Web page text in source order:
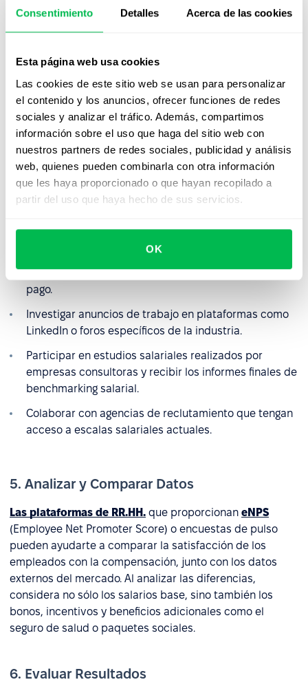
Consentimiento Detalles Acerca de las cookies
Esta página web usa cookies
Las cookies de este sitio web se usan para personalizar
el contenido y los anuncios, ofrecer funciones de redes
sociales y analizar el tráfico. Además, compartimos
información sobre el uso que haga del sitio web con
nuestros partners de redes sociales, publicidad y análisis
web, quienes pueden combinarla con otra información
que les haya proporcionado o que hayan recopilado a
partir del uso que haya hecho de sus servicios.
OK
la industria o se extenderá a otras empresas con perfiles
de negocio similares.
especializado sin competidores locales, pero identifica
cinco competidores nacionales y uno internacional. El
benchmarking salarial solo incluye competidores
nacionales, ya que los salarios internacionales son
significativamente más altos, lo que sobrepasaría el
presupuesto de la empresa.
4. Recopilar Datos de Mercado
datos fiables del mercado. Puedes:
Utilizar encuestas salariales externas gratuitas o de
pago.
Investigar anuncios de trabajo en plataformas como
LinkedIn o foros específicos de la industria.
Participar en estudios salariales realizados por
empresas consultoras y recibir los informes finales de
benchmarking salarial.
Colaborar con agencias de reclutamiento que tengan
acceso a escalas salariales actuales.
5. Analizar y Comparar Datos
Las plataformas de RR.HH. que proporcionan eNPS
(Employee Net Promoter Score) o encuestas de pulso
pueden ayudarte a comparar la satisfacción de los
empleados con la compensación, junto con los datos
externos del mercado. Al analizar las diferencias,
considera no sólo los salarios base, sino también los
bonos, incentivos y beneficios adicionales como el
seguro de salud o paquetes sociales.
6. Evaluar Resultados